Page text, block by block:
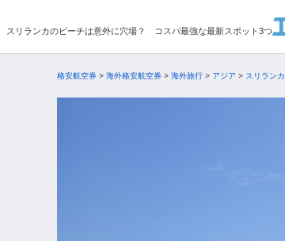
スリランカのビーチは意外に穴場？ コスパ最強な最新スポット3つ
格安航空券 > 海外格安航空券 > 海外旅行 > アジア > スリランカ